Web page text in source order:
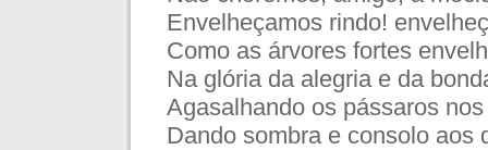
Envelheçamos rindo!
Como as árvores fortes
Na glória da alegria e da
Agasalhando os pássaros
Dando sombra e consolo aos